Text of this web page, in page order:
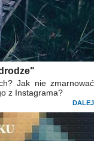
Jak nie zmarnować
z Instagrama?
DALEJ